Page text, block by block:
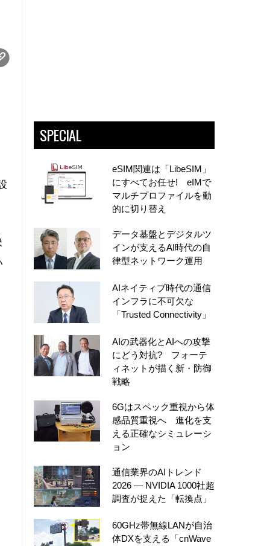
SPECIAL
eSIM関連は「LibeSIM」
にすべてお任せ! eIMで
マルチプロファイルを動
的に切り替え
データ基盤とデジタルツ
インが支えるAI時代の自
律型ネットワーク運用
AIネイティブ時代の通信
インフラに不可欠な
「Trusted Connectivity」
AIの武器化とAIへの攻撃
にどう対抗? フォーテ
ィネットが描く新・防御
戦略
6Gはスペック重視から体
感品質重視へ 進化を支
える正確なシミュレーシ
ョン
通信業界のAIトレンド
2026 ― NVIDIA 1000社超
調査が捉えた「転換点」
60GHz帯無線LANが自治
体DXを支える「cnWave